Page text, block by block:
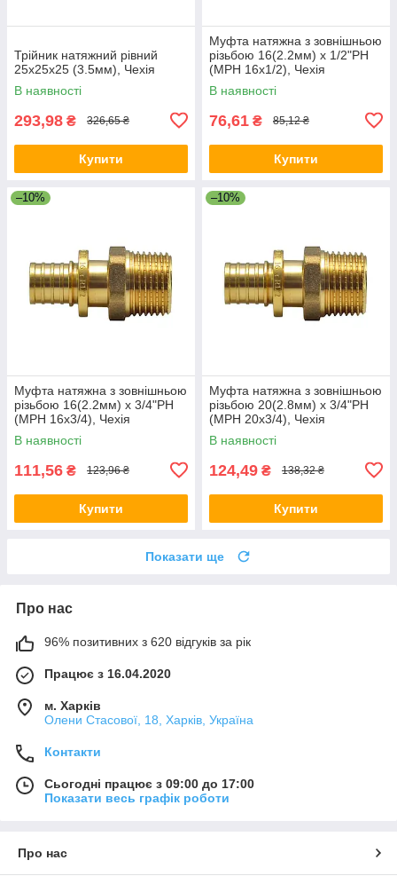
Трійник натяжний рівний
25х25х25 (3.5мм), Чехія
В наявності
293,98 ₴ 326,65 ₴
Купити
Муфта натяжна з зовнішньою
різьбою 16(2.2мм) x 1/2"РН
(МРН 16х1/2), Чехія
В наявності
76,61 ₴ 85,12 ₴
Купити
–10%
Муфта натяжна з зовнішньою
різьбою 16(2.2мм) x 3/4"РН
(МРН 16х3/4), Чехія
В наявності
111,56 ₴ 123,96 ₴
Купити
–10%
Муфта натяжна з зовнішньою
різьбою 20(2.8мм) x 3/4"РН
(МРН 20х3/4), Чехія
В наявності
124,49 ₴ 138,32 ₴
Купити
Показати ще
Про нас
96% позитивних з 620 відгуків за рік
Працює з 16.04.2020
м. Харків
Олени Стасової, 18, Харків, Україна
Контакти
Сьогодні працює з 09:00 до 17:00
Показати весь графік роботи
Про нас